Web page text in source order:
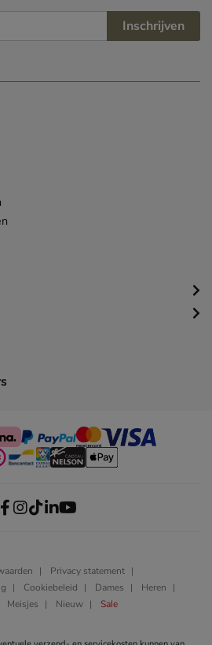
Inschrijven
Privacy statement
Cookiebeleid Dames
Heren
Meisjes Nieuw Sale